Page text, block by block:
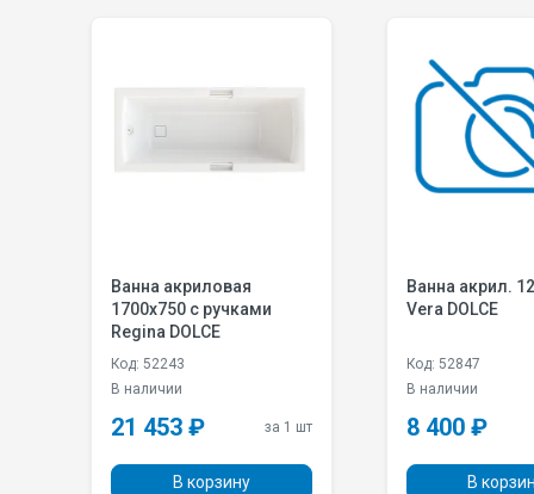
Ванна акриловая
1700х750 с ручками
Regina DOLCE
Код: 52243
В наличии
21 453 ₽ за 1 шт
В корзину
Ванна акрил.
Vera DOLCE
Код: 52847
В наличии
8 400 ₽
В